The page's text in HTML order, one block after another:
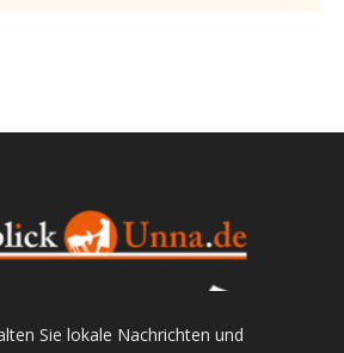
Sie lokale Nachrichten und